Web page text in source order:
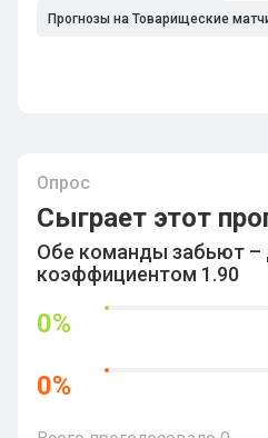
Прогнозы на Товарищеские
Опрос
Сыграет этот
Обе команды забьют –
коэффициентом 1.90
0%
0%